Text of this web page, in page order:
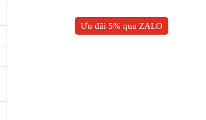
Ưu đãi 5% qua ZALO